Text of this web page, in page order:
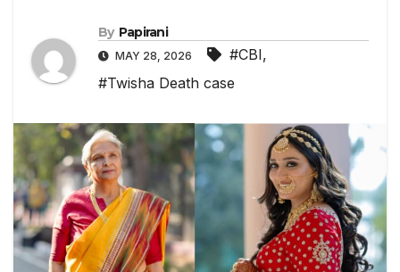
By Papirani
MAY 28, 2026 #CBI,
#Twisha Death case